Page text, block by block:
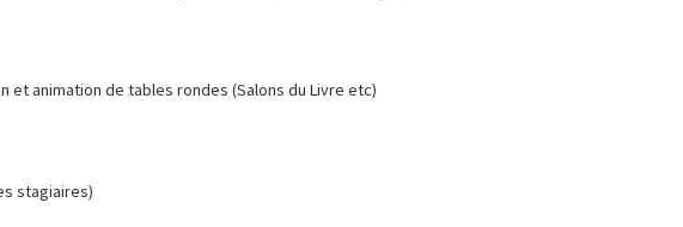
et animation de tables rondes (Salons du Livre etc)
stagiaires)